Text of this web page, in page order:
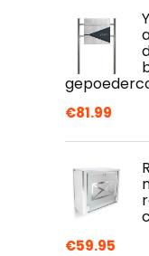
€81.99
€59.95